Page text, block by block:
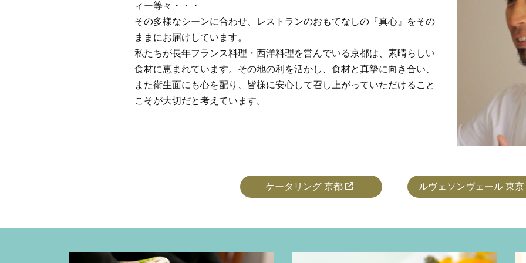
ィー等々・・・
その多様なシーンに合わせ、レストランのおもてなしの『真心』をその
ままにお届けしています。
私たちが長年フランス料理・西洋料理を営んでいる京都は、素晴らしい
食材に恵まれています。その地の利を活かし、食材と真摯に向き合い、
また衛生面にも心を配り、皆様に安心して召し上がっていただけること
こそが大切だと考えています。
ケータリング 京都 ルヴェソンヴェール 東京